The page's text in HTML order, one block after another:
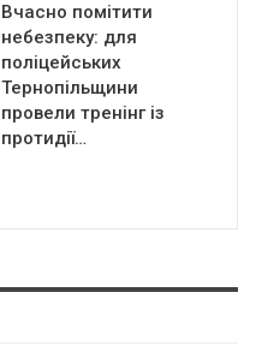
Вчасно помітити
небезпеку: для
поліцейських
Тернопільщини
провели тренінг із
протидії…